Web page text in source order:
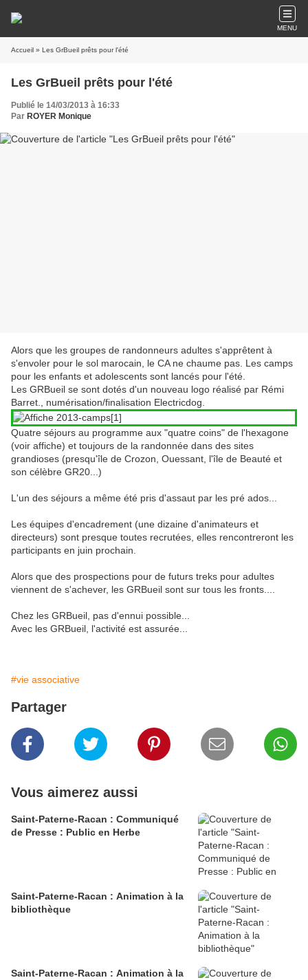
MENU
Accueil » Les GrBueil prêts pour l'été
Les GrBueil prêts pour l'été
Publié le 14/03/2013 à 16:33
Par ROYER Monique
Alors que les groupes de randonneurs adultes s'apprêtent à
s'envoler pour le sol marocain, le CA ne chaume pas. Les camps
pour les enfants et adolescents sont lancés pour l'été.
Les GRBueil se sont dotés d'un nouveau logo réalisé par Rémi
Barret., numérisation/finalisation Electricdog.
Quatre séjours au programme aux "quatre coins" de l'hexagone
(voir affiche) et toujours de la randonnée dans des sites
grandioses (presqu'île de Crozon, Ouessant, l'île de Beauté et
son célèbre GR20...)
L'un des séjours a même été pris d'assaut par les pré ados...
Les équipes d'encadrement (une dizaine d'animateurs et
directeurs) sont presque toutes recrutées, elles rencontreront les
participants en juin prochain.
Alors que des prospections pour de futurs treks pour adultes
viennent de s'achever, les GRBueil sont sur tous les fronts....
Chez les GRBueil, pas d'ennui possible...
Avec les GRBueil, l'activité est assurée...
#vie associative
Partager
Vous aimerez aussi
Saint-Paterne-Racan : Communiqué
de Presse : Public en Herbe
Saint-Paterne-Racan : Animation à la
bibliothèque
Saint-Paterne-Racan : Animation à la